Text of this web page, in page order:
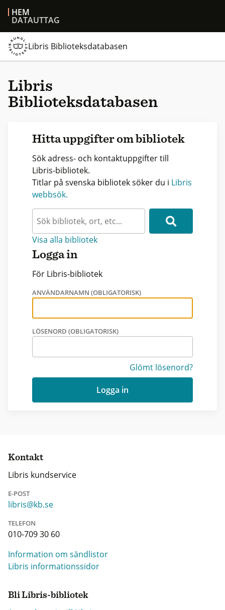
HEM
DATAUTTAG
Libris Biblioteksdatabasen
Libris
Biblioteksdatabasen
Hitta uppgifter om bibliotek
Sök adress- och kontaktuppgifter till
Libris-bibliotek.
Titlar på svenska bibliotek söker du i Libris
webbsök.
Visa alla bibliotek
Logga in
För Libris-bibliotek
ANVÄNDARNAMN (OBLIGATORISK)
LÖSENORD (OBLIGATORISK)
Glömt lösenord?
Logga in
Kontakt
Libris kundservice
E-POST
libris@kb.se
TELEFON
010-709 30 60
Information om sändlistor
Libris informationssidor
Bli Libris-bibliotek